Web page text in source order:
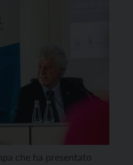
che ha presentato